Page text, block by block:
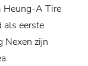
Heung-A Tire
als eerste
Nexen zijn